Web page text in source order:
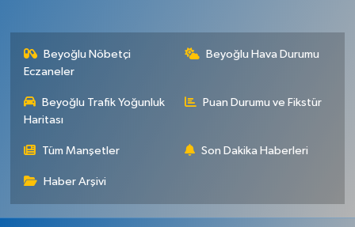
Beyoğlu Nöbetçi
Eczaneler
Beyoğlu Hava Durumu
Beyoğlu Trafik Yoğunluk
Haritası
Puan Durumu ve Fikstür
Tüm Manşetler Son Dakika Haberleri
Haber Arşivi